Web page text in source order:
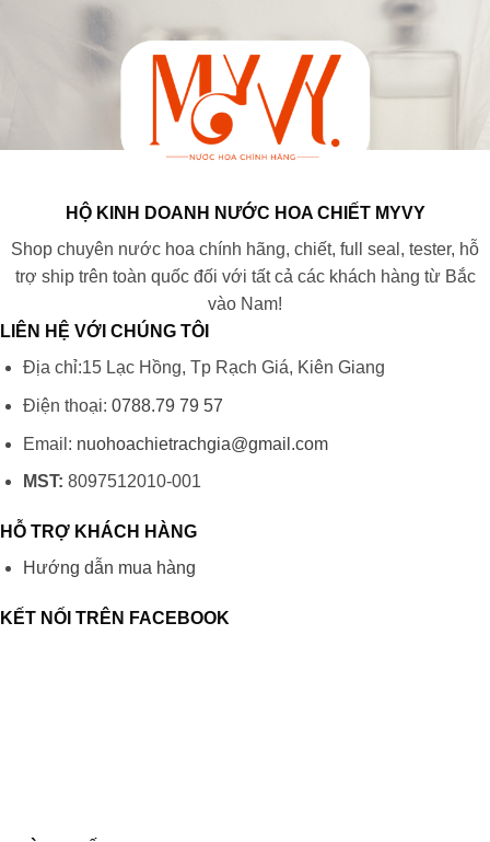
HỘ KINH DOANH NƯỚC HOA CHIẾT MYVY
Shop chuyên nước hoa chính hãng, chiết, full seal, tester, hỗ
trợ ship trên toàn quốc đối với tất cả các khách hàng từ Bắc
vào Nam!
LIÊN HỆ VỚI CHÚNG TÔI
Địa chỉ:15 Lạc Hồng, Tp Rạch Giá, Kiên Giang
Điện thoại: 0788.79 79 57
Email: nuohoachietrachgia@gmail.com
MST: 8097512010-001
HỖ TRỢ KHÁCH HÀNG
Hướng dẫn mua hàng
KẾT NỐI TRÊN FACEBOOK